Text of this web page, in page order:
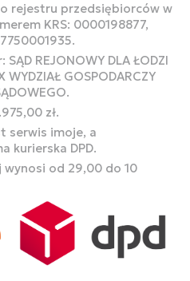
rejestru przedsiębiorców w
KRS: 0000198877,
REJONOWY DLA ŁODZI
WYDZIAŁ GOSPODARCZY
zł.
serwis imoje, a
kurierska DPD.
wynosi od 29,00 do 10